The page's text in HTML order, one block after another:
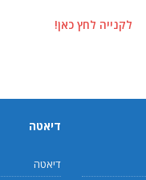
לקנייה לחץ כאן!
דיאטה
דיאטה